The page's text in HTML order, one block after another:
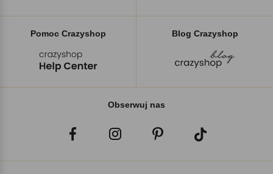
Pomoc Crazyshop Blog Crazyshop
Obserwuj nas